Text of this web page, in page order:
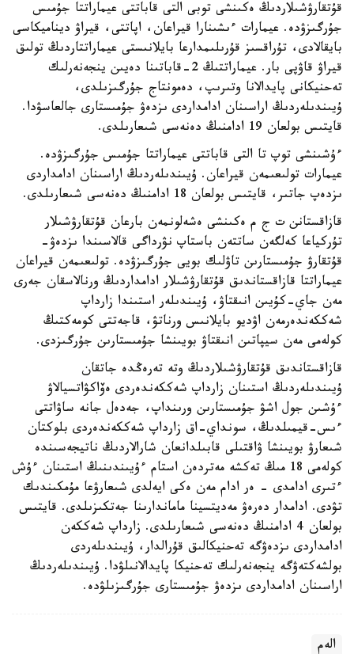
قۇتقارۋشىلاردىڭ ەكىنشى توبى التى قاباتتى عيماراتتا جۇمىس
جۇرگىزۋدە. عيمارات ءىشىنارا قيراعان، اپاتتى، قيراۋ ديناميكاسى
بايقالادى، تۇراقسىز قۇرىلىمدارعا بايلانىستى عيماراتتاردىڭ تولىق
قيراۋ قاۋپى بار. عيماراتتىڭ 2-قاباتىنا دەيىن ينجەنەرلىك
تەحنيكانى پايدالانا وتىرىپ، دەمونتاج جۇرگىزىلدى،
ۇيىندىلەردىڭ اراسىنان ادامداردى ىزدەۋ جۇمىستارى جالعاسۋدا.
قايتىس بولعان 19 ادامنىڭ دەنەسى شىعارىلدى.
ءۇشىنشى توپ تا التى قاباتتى عيماراتتا جۇمىس جۇرگىزۋدە.
عيمارات تولىعىمەن قيراعان. ۇيىندىلەردىڭ اراسىنان ادامداردى
ىزدەپ جاتىر، قايتىس بولعان 18 ادامنىڭ دەنەسى شىعارىلدى.
قازاقستانن ت ج م ەكىنشى ەشەلونمەن بارعان قۇتقارۋشىلار
تۇركياعا كەلگەن ساتتەن باستاپ نۋرداگى قالاسىندا ىزدەۋ-
قۇتقارۋ جۇمىستارىن تاۋلىك بويى جۇرگىزۋدە. تولىعىمەن قيراعان
عيماراتتا قازاقستاندىق قۇتقارۋشىلار ادامداردىڭ ورنالاسقان جەرى
مەن جاي-كۇيىن انىقتاۋ، ۇيىندىلەر استىندا زارداپ
شەككەندەرمەن اۋديو بايلانىس ورناتۋ، قاجەتتى كومەكتىڭ
كولەمى مەن سيپاتىن انىقتاۋ بويىنشا جۇمىستارىن جۇرگىزدى.
قازاقستاندىق قۇتقارۋشىلاردىڭ وتە تەرەڭدە جاتقان
ۇيىندىلەردىڭ استىنان زارداپ شەككەندەردى ەۆاكۋاتسيالاۋ
ءۇشىن جول اشۋ جۇمىستارىن ورىنداپ، جەدەل جانە ساۋاتتى
ءىس-قيمىلدىڭ، سونداي-اق زارداپ شەككەندەردى بلوكتان
شىعارۋ بويىنشا ۋاقتىلى قابىلدانعان شارالاردىڭ ناتيجەسىندە
كولەمى 18 مىڭ تەكشە مەتردەن استام ءۇيىندىنىڭ استىنان ءۇش
ءتىرى ادامدى - ەر ادام مەن ەكى ايەلدى شىعارۋعا مۇمكىندىك
تۋدى. ادامدار دەرەۋ مەديتسينا ماماندارىنا جەتكىزىلدى. قايتىس
بولعان 4 ادامنىڭ دەنەسى شىعارىلدى. زارداپ شەككەن
ادامداردى ىزدەۋگە تەحنيكالىق قۇرالدار، ۇيىندىلەردى
بولشەكتەۋگە ينجەنەرلىك تەحنيكا پايدالانىلۋدا. ۇيىندىلەردىڭ
اراسىنان ادامداردى ىزدەۋ جۇمىستارى جۇرگىزىلۋدە.
الەم